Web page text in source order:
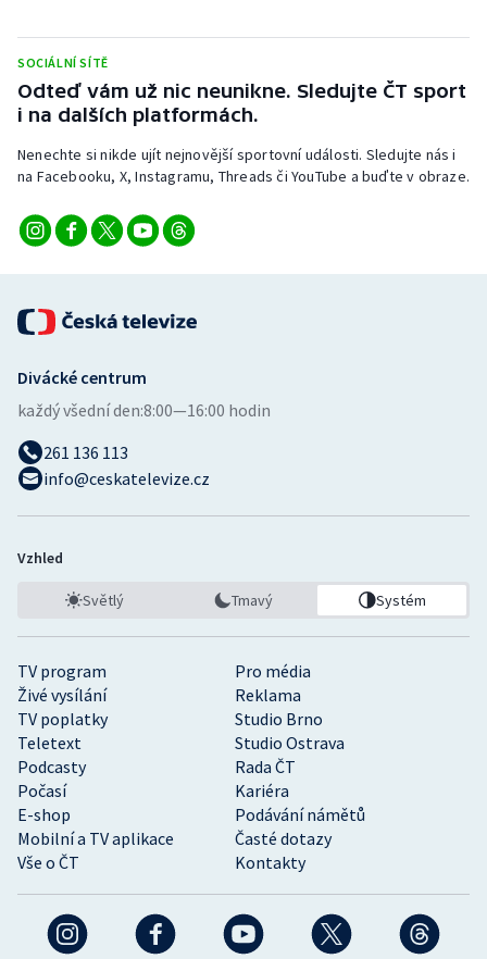
Triatlon
Veslování
Vodní slalom
Volejbal
SOCIÁLNÍ SÍTĚ
Odteď vám už nic neunikne. Sledujte ČT sport
i na dalších platformách.
Nenechte si nikde ujít nejnovější sportovní události. Sledujte nás i
na Facebooku, X, Instagramu, Threads či YouTube a buďte v obraze.
TV program
Pro média
Živé vysílání
Reklama
TV poplatky
Studio Brno
Teletext
Studio Ostrava
Podcasty
Rada ČT
Počasí
Kariéra
E-shop
Podávání námětů
Mobilní a TV aplikace
Časté dotazy
Vše o ČT
Kontakty
Divácké centrum
každý všední den:8:00—16:00 hodin
261 136 113
info@ceskatelevize.cz
Vzhled
Světlý Tmavý Systém